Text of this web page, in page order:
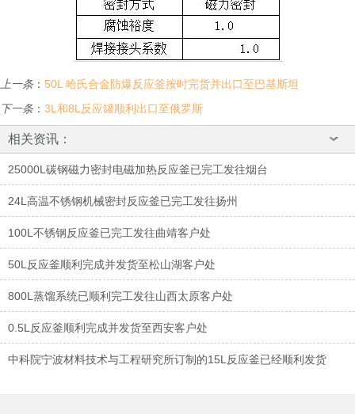
上一条： 50L 哈氏合金防爆反应釜按时完货并出口至巴基斯坦
下一条： 3L和8L反应罐顺利出口至俄罗斯
相关资讯：
25000L碳钢磁力密封电磁加热反应釜已完工发往烟台
24L高温不锈钢机械密封反应釜已完工发往扬州
100L不锈钢反应釜已完工发往曲靖客户处
50L反应釜顺利完成并发货至松山湖客户处
800L蒸馏系统已顺利完工发往山西太原客户处
0.5L反应釜顺利完成并发货至西安客户处
中科院宁波材料技术与工程研究所订制的15L反应釜已经顺利发货